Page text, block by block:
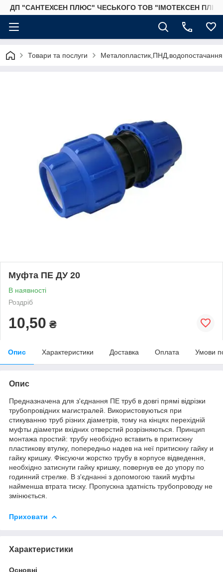
ДП "САНТЕХСЕН ПЛЮС" ЧЕСЬКОГО ТОВ "ІМОТЕКСЕН
Товари та послуги
Муфта ПЕ ДУ 20
В наявності
Роздріб
10,50 ₴
Опис Характеристики Доставка Оплата Умови
Опис
Предназначена для з'єднання ПЕ труб в довгі прямі відрізки
трубопровідних магистралей Використовуються при
стикуванню труб різних діаметрів тому на кінцях перехідній
муфты діаметри вхідних отверстий розрізняються
Принцип
монтажа простий: трубу необхідно вставить в притискну
пластикову втулку, попередньо надев на неї притискну гайку и
гайку кришку. Фіксуючи жорстко трубу в корпусе відведення
необхідно затиснути гайку кришку, повернув ее до упору по
годинний стрелке В з'єднанні з допомогою такий муфты
найменша втрата тиску. Пропускна здатність трубопроводу не
змінюється.
Приховати
Характеристики
Основні